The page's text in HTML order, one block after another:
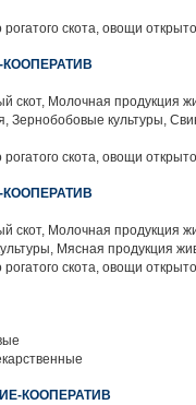
рогатого скота, овощи
скот, Молочная продукция
Зернобобовые культуры,
рогатого скота, овощи
скот, Молочная продукция
Мясная продукция
рогатого скота, овощи
КООПЕРАТИВ